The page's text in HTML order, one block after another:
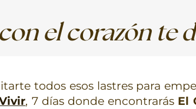
el corazón te
todos esos lastres para
, 7 días donde encontrarás El